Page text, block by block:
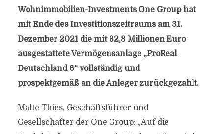
Wohnimmobilien-Investments One Group hat
mit Ende des Investitionszeitraums am 31.
Dezember 2021 die mit 62,8 Millionen Euro
ausgestattete Vermögensanlage „ProReal
Deutschland 6“ vollständig und
prospektgemäß an die Anleger zurückgezahlt.
Malte Thies, Geschäftsführer und
Gesellschafter der One Group: „Auf die